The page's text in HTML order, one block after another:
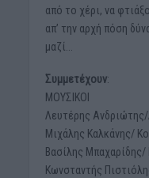
από το χέρι, να
απ’ την αρχή πόση
μαζί…
Συμμετέχουν:
ΜΟΥΣΙΚΟΙ
Λευτέρης
Μιχάλης Καλκάνης/
Βασίλης
Κωνσταντής